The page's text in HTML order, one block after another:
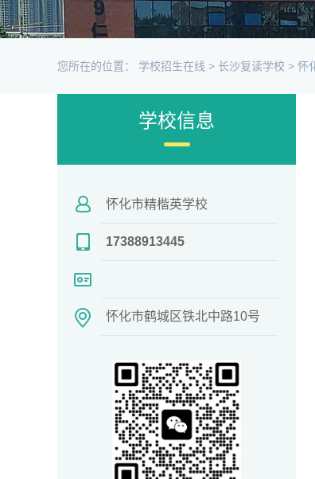
您所在的位置： 学校招生在线 > 长沙复读学校 > 怀
学校信息
怀化市精楷英学校
17388913445
怀化市鹤城区铁北中路10号